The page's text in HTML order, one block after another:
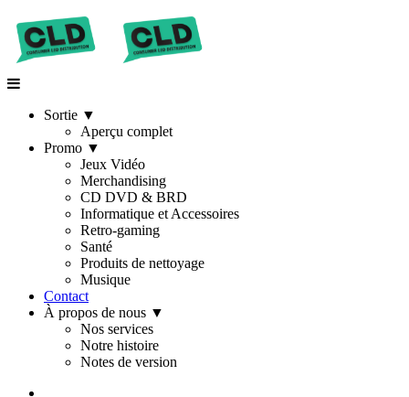
Sortie ▼
Aperçu complet
Promo ▼
Jeux Vidéo
Merchandising
CD DVD & BRD
Informatique et Accessoires
Retro-gaming
Santé
Produits de nettoyage
Musique
Contact
À propos de nous ▼
Nos services
Notre histoire
Notes de version